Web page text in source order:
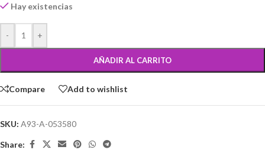
Hay existencias
- +
AÑADIR AL CARRITO
Compare Add to wishlist
SKU: A93-A-053580
Share: